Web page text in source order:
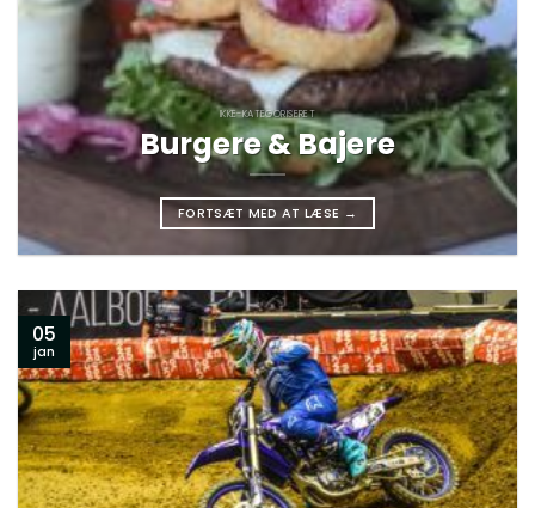
IKKE-KATEGORISERET
Burgere & Bajere
FORTSÆT MED AT LÆSE →
05
jan